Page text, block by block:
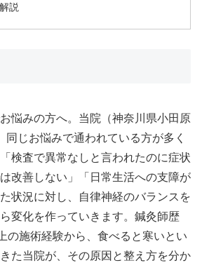
説
悩みの方へ。当院（神奈川県小田原
同じお悩みで通われている方が多く
検査で異常なしと言われたのに症状
改善しない」「日常生活への支障が
状況に対し、自律神経のバランスを
変化を作っていきます。鍼灸師歴
の施術経験から、食べると寒いとい
た当院が、その原因と整え方を分か